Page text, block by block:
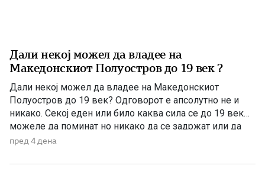
Дали некој можел да владее на
Македонскиот Полуостров до 19 век ?
Дали некој можел да владее на Македонскиот
Полуостров до 19 век? Одговорот е апсолутно не и
никако. Секој еден или било каква сила се до 19 век
можеле да поминат но никако да се задржат или да
управуваат поради неколку причини – планинската
климата и непознавање на населени места се […]
пред 4 дена